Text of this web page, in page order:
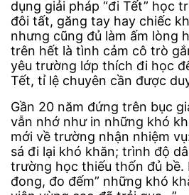
dụng giải pháp “đi Tết” học
đôi tất, găng tay hay chiếc
nhưng cũng đủ làm ấm lòng
trên hết là tình cảm cô trò
yêu trường lớp thích đi học
Tết, tỉ lệ chuyên cần được
Gần 20 năm đứng trên bục
vẫn nhớ như in những khó
mới về trường nhận nhiệm
sá đi lại khó khăn; trình độ
trường học thiếu thốn đủ bề.
đong, đo đếm” những khó